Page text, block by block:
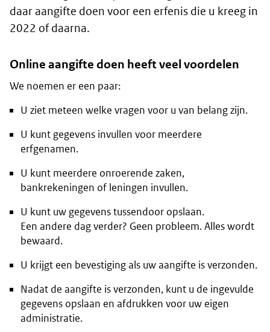
daar aangifte doen voor een erfenis die u kreeg in
2022 of daarna.
Online aangifte doen heeft veel voordelen
We noemen er een paar:
U ziet meteen welke vragen voor u van belang zijn.
U kunt gegevens invullen voor meerdere
erfgenamen.
U kunt meerdere onroerende zaken,
bankrekeningen of leningen invullen.
U kunt uw gegevens tussendoor opslaan.
Een andere dag verder? Geen probleem. Alles wordt
bewaard.
U krijgt een bevestiging als uw aangifte is verzonden.
Nadat de aangifte is verzonden, kunt u de ingevulde
gegevens opslaan en afdrukken voor uw eigen
administratie.